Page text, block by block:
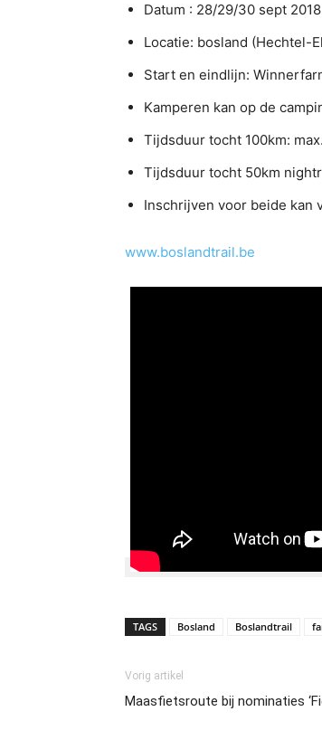
Datum : 28/29/30 sept 2018
Locatie: bosland (Hechtel-
Start en eindlijn:
Kamperen kan op de
Tijdsduur tocht 100km:
Tijdsduur tocht 50km
Inschrijven voor beide kan
www.boslandtrail.be
TAGS Bosland Boslandtrail
Vorig artikel
Maasfietsroute bij nominaties